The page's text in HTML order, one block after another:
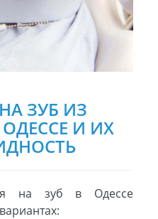
ЗУБ ИЗ
И ИХ
на зуб в Одессе